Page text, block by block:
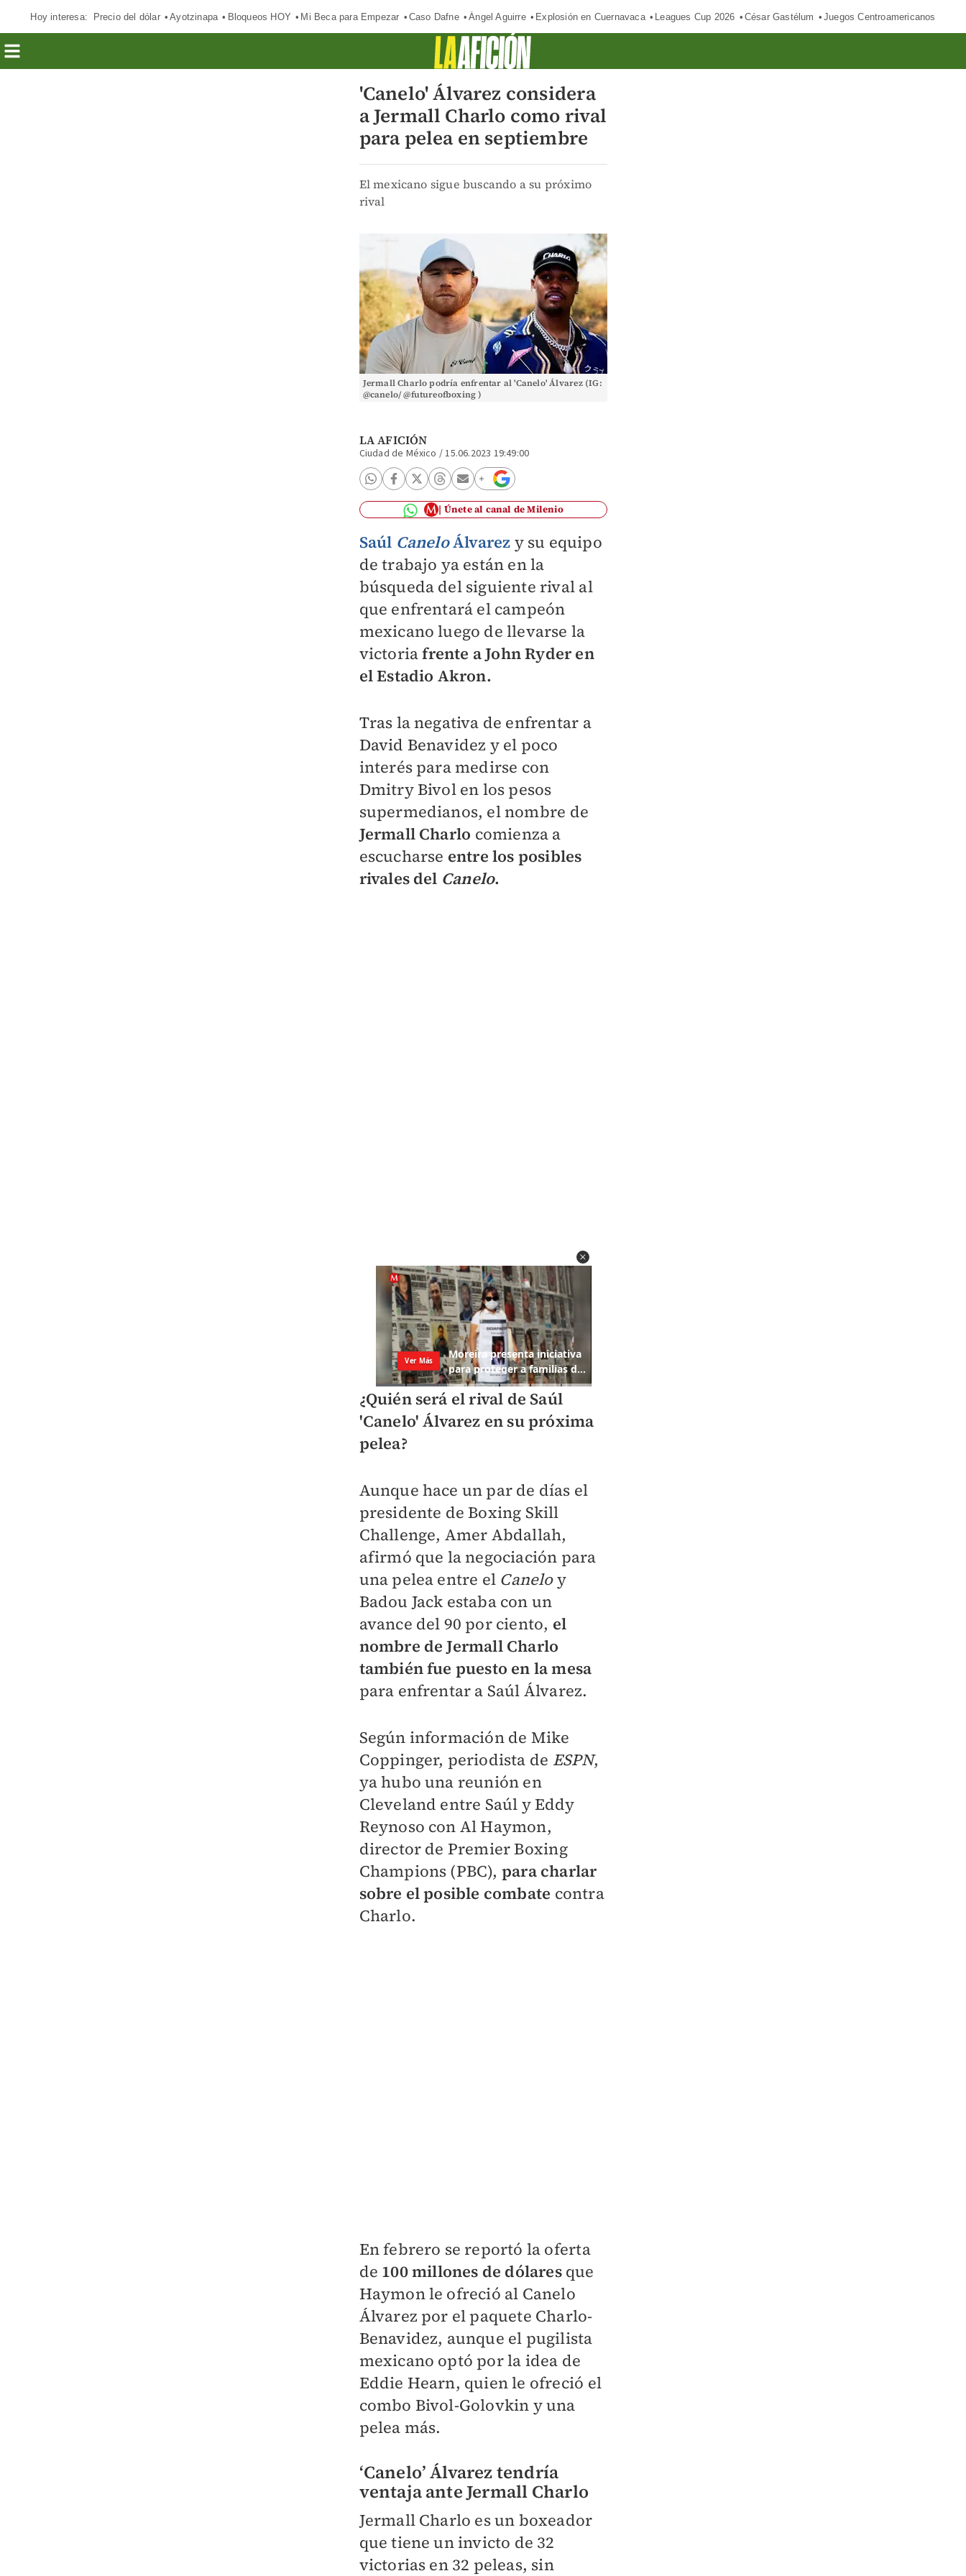
Hoy interesa: Precio del dólar Ayotzinapa Bloqueos HOY Mi Beca para Empezar Caso Dafne Ángel Aguirre Explosión en Cuernavaca Leagues Cup 2026 César Gastélum Juegos Centroamericanos
'Canelo' Álvarez considera
a Jermall Charlo como rival
para pelea en septiembre
El mexicano sigue buscando a su próximo
rival
Jermall Charlo podría enfrentar al 'Canelo' Álvarez (IG:
@canelo/ @futureofboxing )
LA AFICIÓN
Ciudad de México /15.06.2023 19:49:00
Únete al canal de Milenio
Saúl CaneloÁlvarez y su equipo
de trabajo ya están en la
búsqueda del siguiente rival al
que enfrentará el campeón
mexicano luego de llevarse la
victoriafrente a John Ryder en
el Estadio Akron.
Tras la negativa de enfrentar a
David Benavidez y el poco
interés para medirse con
Dmitry Bivol en los pesos
supermedianos, el nombre de
Jermall Charlo comienza a
escucharse entre los posibles
rivales del Canelo.
¿Quién será el rival de Saúl
'Canelo' Álvarez en su próxima
pelea?
Aunque hace un par de días el
presidente de Boxing Skill
Challenge, Amer Abdallah,
afirmó que la negociación para
una pelea entre el Caneloy
Badou Jack estaba con un
avance del 90 por ciento, el
nombre de Jermall Charlo
también fue puesto en la mesa
para enfrentar a Saúl Álvarez.
Según información de Mike
Coppinger, periodista de ESPN,
ya hubo una reunión en
Cleveland entre Saúl y Eddy
Reynoso con Al Haymon,
director de Premier Boxing
Champions (PBC), para charlar
sobre el posible combate contra
Charlo.
En febrero se reportó la oferta
de 100 millones de dólaresque
Haymon le ofreció al Canelo
Álvarez por el paquete Charlo-
Benavidez, aunque el pugilista
mexicano optó por la idea de
Eddie Hearn, quien le ofreció el
combo Bivol-Golovkin y una
pelea más.
‘Canelo’ Álvarez tendría
ventaja ante Jermall Charlo
Jermall Charlo es un boxeador
que tiene un invicto de 32
victorias en 32 peleas, sin